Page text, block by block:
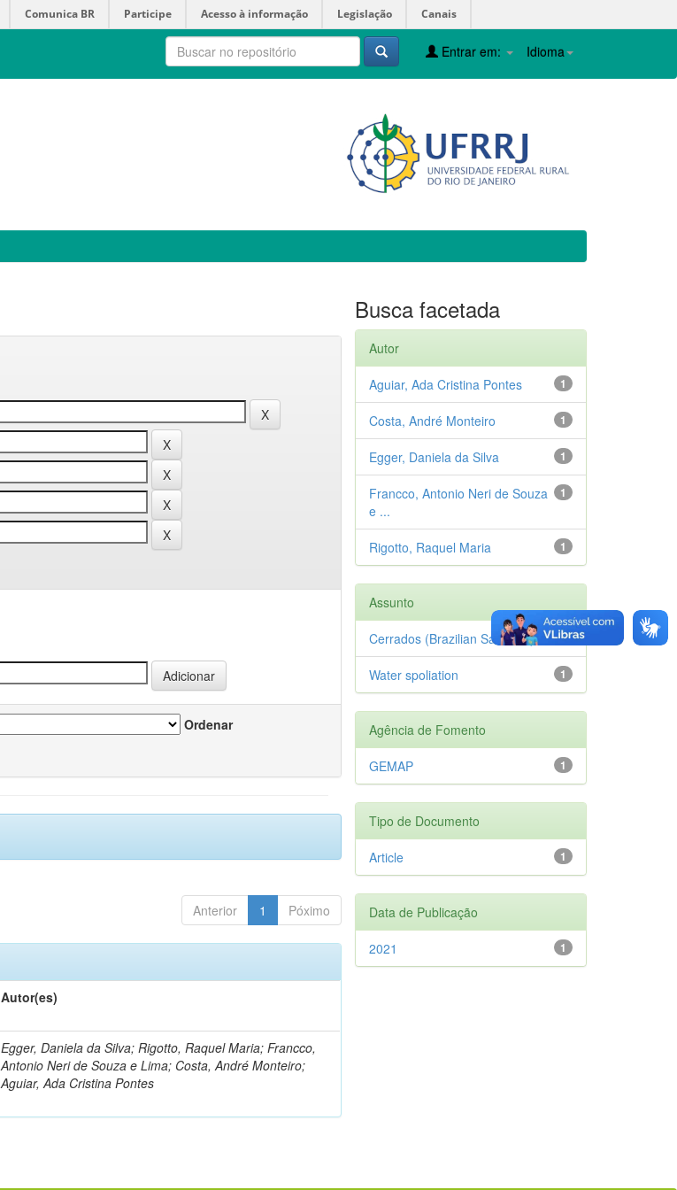
Comunica BR Participe Acesso à informação Legislação Canais
Idioma
Entrar em:
Ordenar
Anterior 1 Póximo
Autor(es)
Egger, Daniela da Silva; Rigotto, Raquel Maria; Francco,
Antonio Neri de Souza e Lima; Costa, André Monteiro;
Aguiar, Ada Cristina Pontes
Busca facetada
Autor
1
Aguiar, Ada Cristina Pontes
1
Costa, André Monteiro
1
Egger, Daniela da Silva
1
Francco, Antonio Neri de Souza
e ...
1
Rigotto, Raquel Maria
Assunto
1
Cerrados (Brazilian Savanna)
1
Water spoliation
Agência de Fomento
1
GEMAP
Tipo de Documento
1
Article
Data de Publicação
1
2021